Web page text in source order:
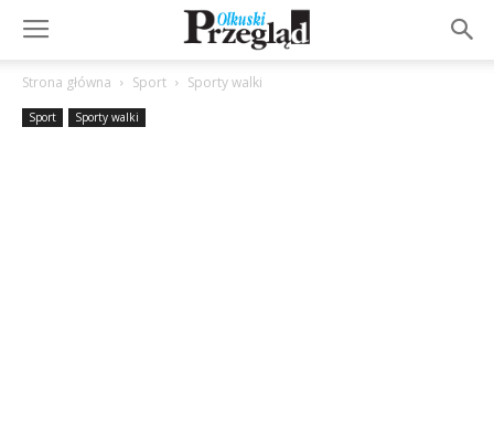
Strona główna Sport Sporty walki
Sport Sporty walki